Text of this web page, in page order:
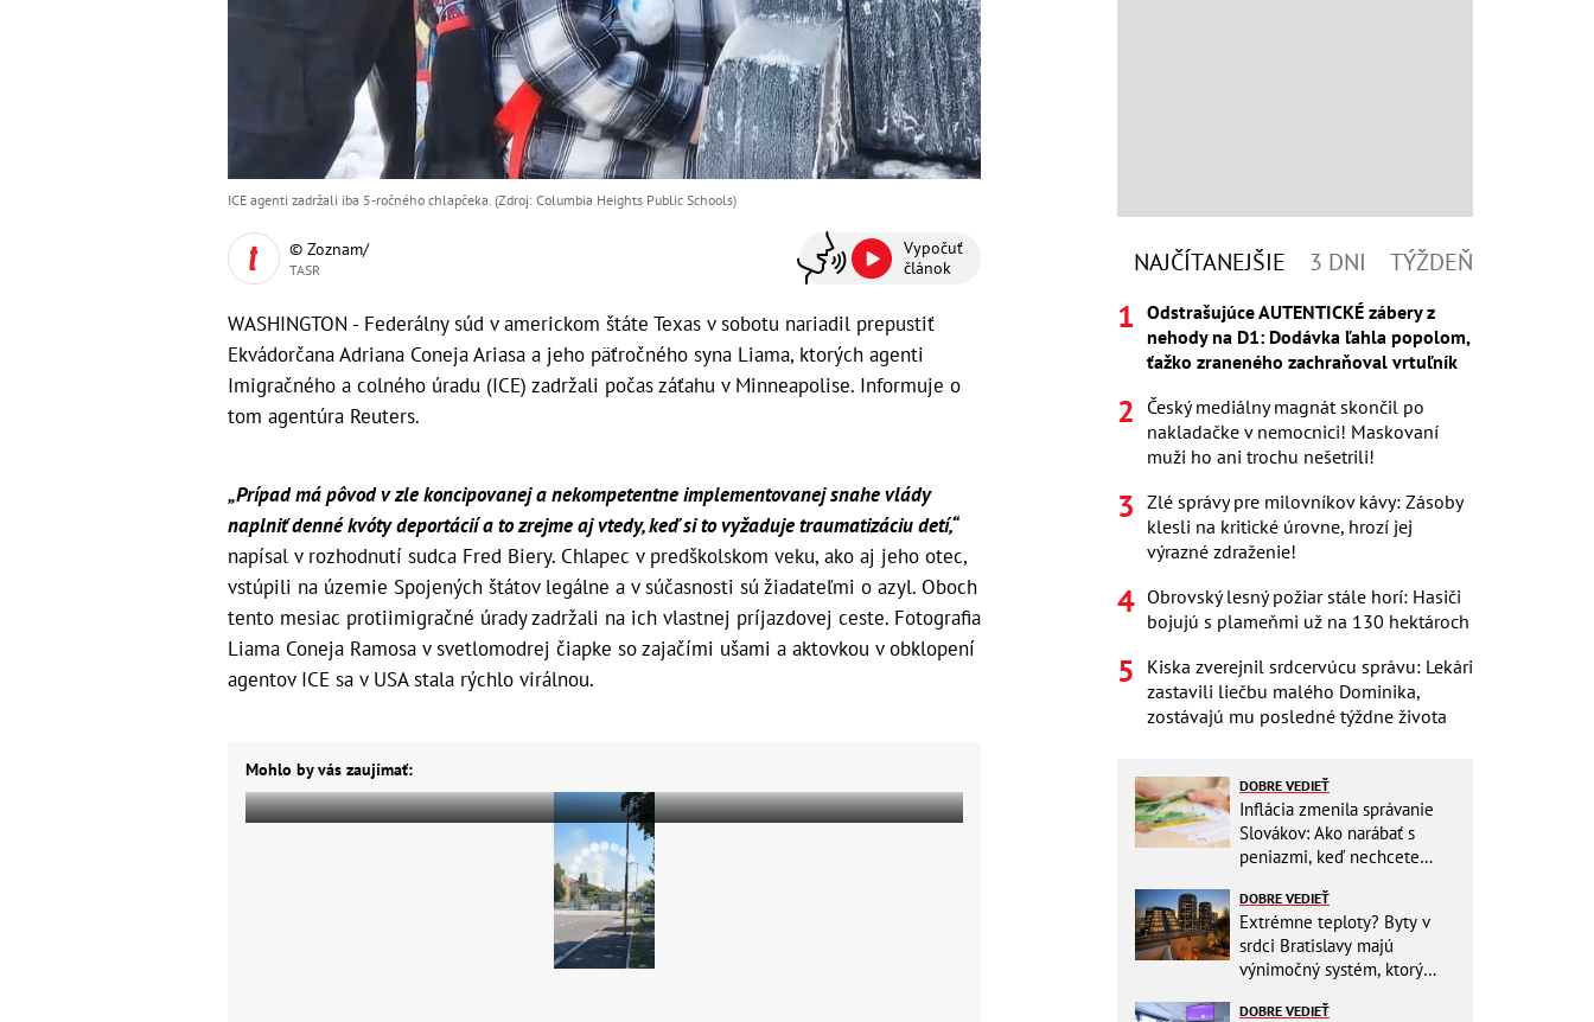
ICE agenti zadržali iba 5-ročného chlapčeka. (Zdroj: Columbia Heights Public Schools)
© Zoznam/
TASR
Vypočuť
článok
WASHINGTON - Federálny súd v americkom štáte Texas v sobotu nariadil prepustiť
Ekvádorčana Adriana Coneja Ariasa a jeho päťročného syna Liama, ktorých agenti
Imigračného a colného úradu (ICE) zadržali počas záťahu v Minneapolise. Informuje o
tom agentúra Reuters.
„Prípad má pôvod v zle koncipovanej a nekompetentne implementovanej snahe vlády
naplniť denné kvóty deportácií a to zrejme aj vtedy, keď si to vyžaduje traumatizáciu detí,“
napísal v rozhodnutí sudca Fred Biery. Chlapec v predškolskom veku, ako aj jeho otec,
vstúpili na územie Spojených štátov legálne a v súčasnosti sú žiadateľmi o azyl. Oboch
tento mesiac protiimigračné úrady zadržali na ich vlastnej príjazdovej ceste. Fotografia
Liama Coneja Ramosa v svetlomodrej čiapke so zajačími ušami a aktovkou v obklopení
agentov ICE sa v USA stala rýchlo virálnou.
Mohlo by vás zaujímať:
NAJČÍTANEJŠIE 3 DNI TÝŽDEŇ
Odstrašujúce AUTENTICKÉ zábery z
nehody na D1: Dodávka ľahla popolom,
ťažko zraneného zachraňoval vrtuľník
Český mediálny magnát skončil po
nakladačke v nemocnici! Maskovaní
muži ho ani trochu nešetrili!
Zlé správy pre milovníkov kávy: Zásoby
klesli na kritické úrovne, hrozí jej
výrazné zdraženie!
Obrovský lesný požiar stále horí: Hasiči
bojujú s plameňmi už na 130 hektároch
Kiska zverejnil srdcervúcu správu: Lekári
zastavili liečbu malého Dominika,
zostávajú mu posledné týždne života
DOBRE VEDIEŤ
Inflácia zmenila správanie
Slovákov: Ako narábať s
peniazmi, keď nechcete
DOBRE VEDIEŤ
Extrémne teploty? Byty v
srdci Bratislavy majú
výnimočný systém, ktorý
DOBRE VEDIEŤ